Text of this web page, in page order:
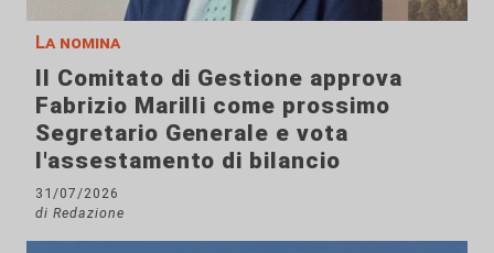
La nomina
Il Comitato di Gestione approva
Fabrizio Marilli come prossimo
Segretario Generale e vota
l'assestamento di bilancio
31/07/2026
di Redazione